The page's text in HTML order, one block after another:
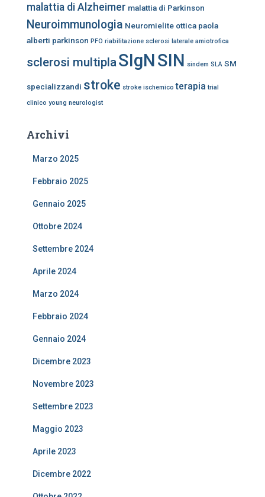
malattia di Alzheimer malattia di Parkinson
Neuroimmunologia Neuromielite ottica paola
alberti parkinson PFO riabilitazione sclerosi laterale amiotrofica
sclerosi multiplaSIgNSIN sindem SLA SM
specializzandi stroke stroke ischemico terapia trial
clinico young neurologist
Archivi
Marzo 2025
Febbraio 2025
Gennaio 2025
Ottobre 2024
Settembre 2024
Aprile 2024
Marzo 2024
Febbraio 2024
Gennaio 2024
Dicembre 2023
Novembre 2023
Settembre 2023
Maggio 2023
Aprile 2023
Dicembre 2022